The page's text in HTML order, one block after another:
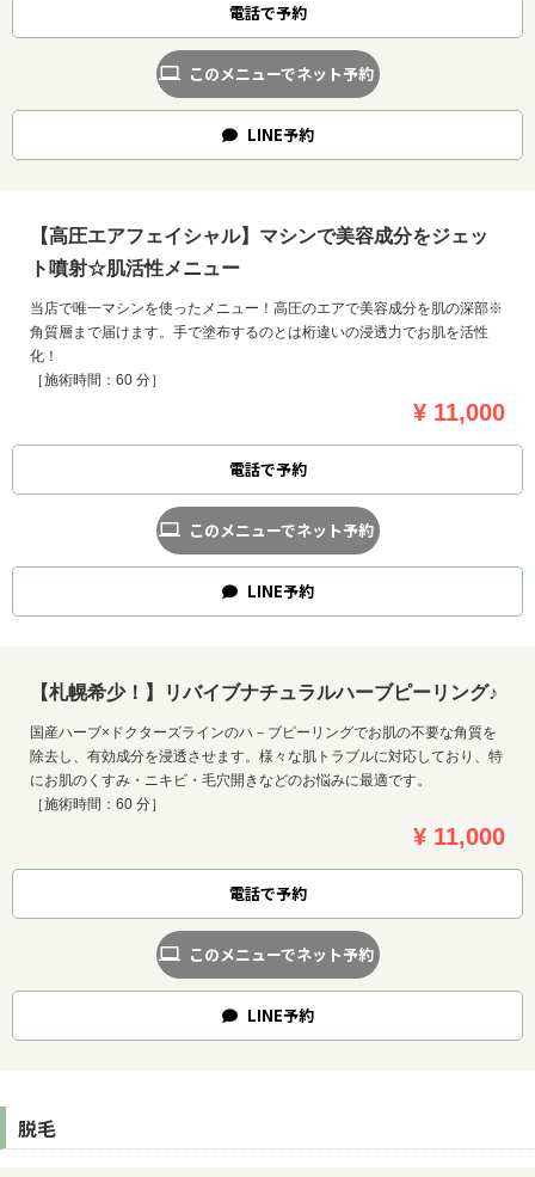
電話で予約
このメニューでネット予約
LINE予約
【高圧エアフェイシャル】マシンで美容成分をジェッ
ト噴射☆肌活性メニュー
当店で唯一マシンを使ったメニュー！高圧のエアで美容成分を肌の深部※
角質層まで届けます。手で塗布するのとは桁違いの浸透力でお肌を活性
化！
［施術時間：60 分］
¥ 11,000
電話で予約
このメニューでネット予約
LINE予約
【札幌希少！】リバイブナチュラルハーブピーリング♪
国産ハーブ×ドクターズラインのハ－ブピーリングでお肌の不要な角質を
除去し、有効成分を浸透させます。様々な肌トラブルに対応しており、特
にお肌のくすみ・ニキビ・毛穴開きなどのお悩みに最適です。
［施術時間：60 分］
¥ 11,000
電話で予約
このメニューでネット予約
LINE予約
脱毛